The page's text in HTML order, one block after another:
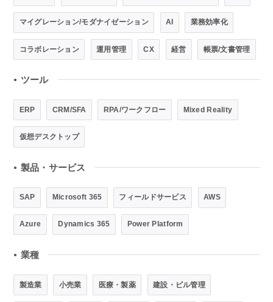
マイグレーション/モダナイゼーション AI 業務効率化
コラボレーション 運用管理 CX 経営 帳票/文書管理
● ツール
ERP CRM/SFA RPA/ワークフロー Mixed Reality
仮想デスクトップ
● 製品・サービス
SAP Microsoft 365 フィールドサービス AWS
Azure Dynamics 365 Power Platform
● 業種
製造業 小売業 医療・製薬 建設・ビル管理